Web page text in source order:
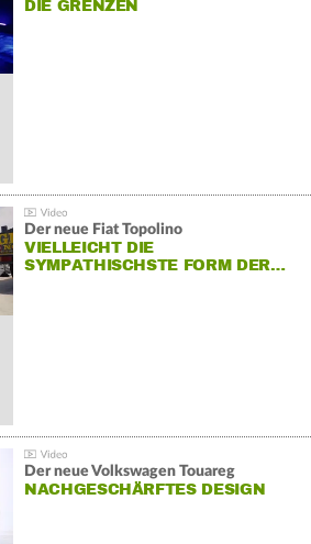
DIE GRENZEN
Der neue Fiat Topolino
VIELLEICHT DIE
SYMPATHISCHSTE FORM DER…
Der neue Volkswagen Touareg
NACHGESCHÄRFTES DESIGN